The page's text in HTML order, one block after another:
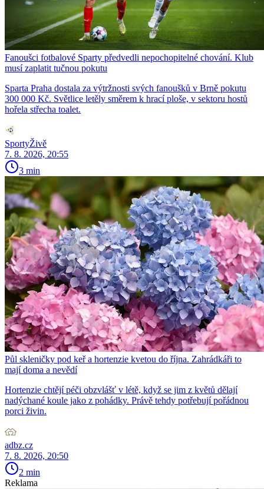
Fanoušci fotbalové Sparty předvedli nepochopitelné chování. Klub
musí zaplatit tučnou pokutu
Sparta Praha dostala za výtržnosti svých fanoušků v Brně pokutu
300 000 Kč. Světlice letěly směrem k hrací ploše, v sektoru hostů
hořela střecha toalet.
SportyŽivě
7. 8. 2026, 20:55
3 min
Půl skleničky pod keř a hortenzie kvetou do října. Zahrádkáři to
mají doma a nevědí
Hortenzie chtějí péči obzvlášť v létě, když se jim z květů dělají
nadýchané koule jako z pohádky. Právě tehdy potřebují pořádnou
porci živin.
adbz.cz
7. 8. 2026, 20:50
2 min
Reklama